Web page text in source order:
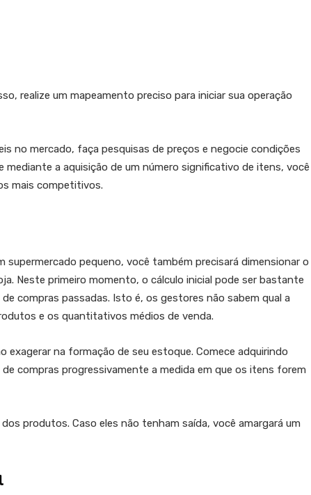
realize um mapeamento preciso para iniciar sua operação
no mercado, faça pesquisas de preços e negocie condições
mediante a aquisição de um número significativo de itens, você
mais competitivos.
pequeno, você também precisará dimensionar o
Neste primeiro momento, o cálculo inicial pode ser bastante
compras passadas. Isto é, os gestores não sabem qual a
e os quantitativos médios de venda.
na formação de seu estoque. Comece adquirindo
compras progressivamente a medida em que os itens forem
produtos. Caso eles não tenham saída, você amargará um